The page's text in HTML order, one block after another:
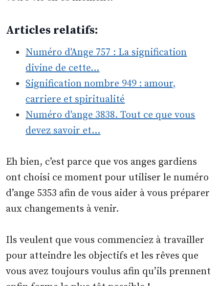
Articles relatifs:
Numéro d'Ange 757 : La signification
divine de cette…
Signification nombre 949 : amour,
carriere et spiritualité
Numéro d'ange 3838. Tout ce que vous
devez savoir et…
Eh bien, c’est parce que vos anges gardiens
ont choisi ce moment pour utiliser le numéro
d’ange 5353 afin de vous aider à vous préparer
aux changements à venir.
Ils veulent que vous commenciez à travailler
pour atteindre les objectifs et les rêves que
vous avez toujours voulus afin qu’ils prennent